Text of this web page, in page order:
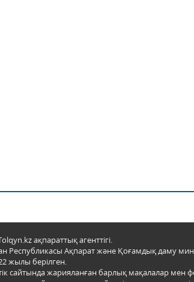
ақпараттық агенттігі.
Республикасы Ақпарат және Қоғамдық даму
жылы берілген.
сайтында жарияланған барлық мақалалар мен